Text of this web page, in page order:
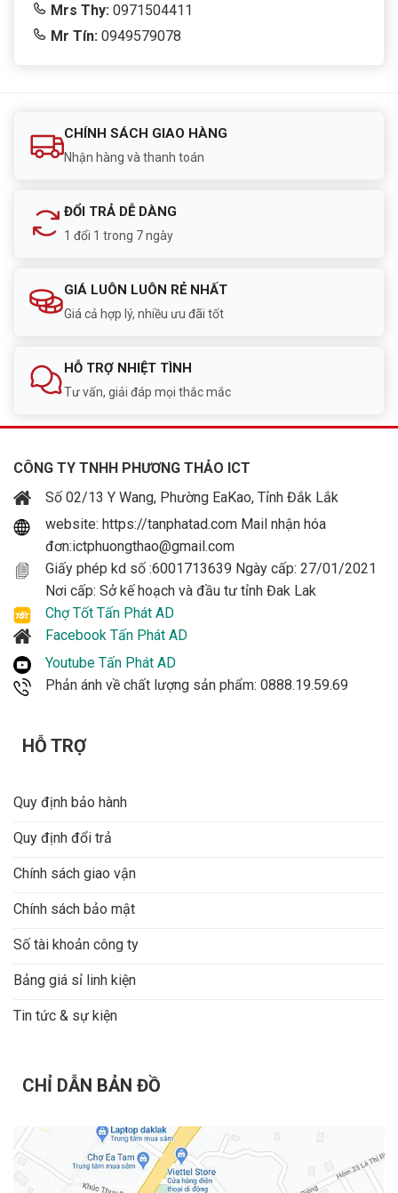
Mrs Thy: 0971504411
Mr Tín: 0949579078
CHÍNH SÁCH GIAO HÀNG
Nhận hàng và thanh toán
ĐỔI TRẢ DỄ DÀNG
1 đổi 1 trong 7 ngày
GIÁ LUÔN LUÔN RẺ NHẤT
Giá cả hợp lý, nhiều ưu đãi tốt
HỖ TRỢ NHIỆT TÌNH
Tư vấn, giải đáp mọi thắc mắc
CÔNG TY TNHH PHƯƠNG THẢO ICT
Số 02/13 Y Wang, Phường EaKao, Tỉnh Đắk Lắk
website: https://tanphatad.com Mail nhận hóa
đơn:ictphuongthao@gmail.com
Giấy phép kd số :6001713639 Ngày cấp: 27/01/2021
Nơi cấp: Sở kế hoạch và đầu tư tỉnh Đak Lak
Chợ Tốt Tấn Phát AD
Facebook Tấn Phát AD
Youtube Tấn Phát AD
Phản ánh về chất lượng sản phẩm: 0888.19.59.69
HỖ TRỢ
Quy định bảo hành
Quy định đổi trả
Chính sách giao vận
Chính sách bảo mật
Số tài khoản công ty
Bảng giá sỉ linh kiện
Tin tức & sự kiện
CHỈ DẪN BẢN ĐỒ